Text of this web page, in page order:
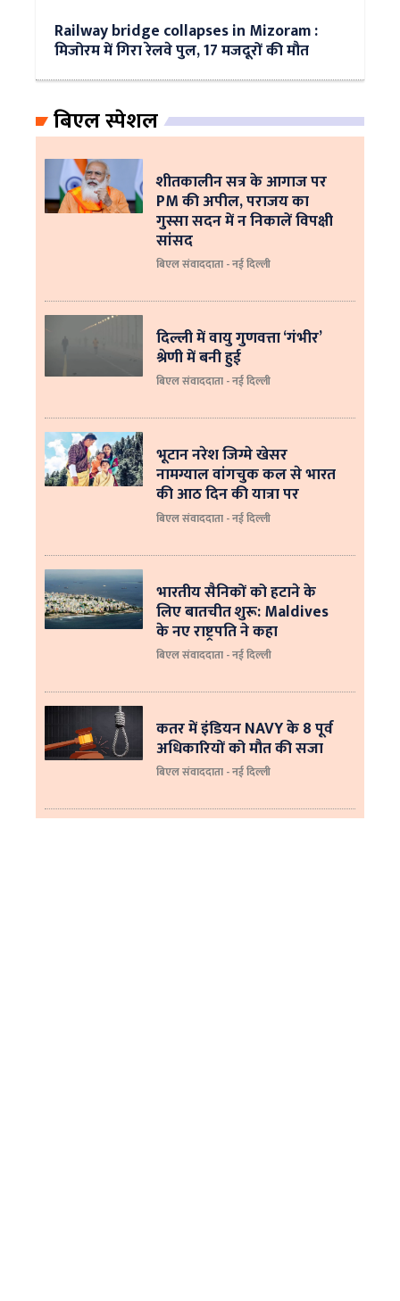
Railway bridge collapses in Mizoram :
मिजोरम में गिरा रेलवे पुल, 17 मजदूरों की मौत
बिएल स्पेशल
शीतकालीन सत्र के आगाज पर
PM की अपील, पराजय का
गुस्सा सदन में न निकालें विपक्षी
सांसद
बिएल संवाददाता - नई दिल्ली
दिल्ली में वायु गुणवत्ता ‘गंभीर’
श्रेणी में बनी हुई
बिएल संवाददाता - नई दिल्ली
भूटान नरेश जिग्मे खेसर
नामग्याल वांगचुक कल से भारत
की आठ दिन की यात्रा पर
बिएल संवाददाता - नई दिल्ली
भारतीय सैनिकों को हटाने के
लिए बातचीत शुरू: Maldives
के नए राष्ट्रपति ने कहा
बिएल संवाददाता - नई दिल्‍ली
कतर में इंडियन NAVY के 8 पूर्व
अधिकारियों को मौत की सजा
बिएल संवाददाता - नई दिल्ली